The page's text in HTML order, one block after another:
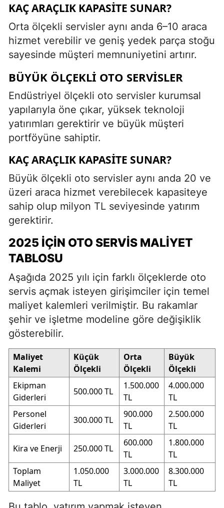
KAÇ ARAÇLIK KAPASITE SUNAR?
Orta ölçekli servisler aynı anda 6–10 araca
hizmet verebilir ve geniş yedek parça stoğu
sayesinde müşteri memnuniyetini artırır.
BÜYÜK ÖLÇEKLI OTO SERVISLER
Endüstriyel ölçekli oto servisler kurumsal
yapılarıyla öne çıkar, yüksek teknoloji
yatırımları gerektirir ve büyük müşteri
portföyüne sahiptir.
KAÇ ARAÇLIK KAPASITE SUNAR?
Büyük ölçekli oto servisler aynı anda 20 ve
üzeri araca hizmet verebilecek kapasiteye
sahip olup milyon TL seviyesinde yatırım
gerektirir.
2025 İÇIN OTO SERVIS MALIYET
TABLOSU
Aşağıda 2025 yılı için farklı ölçeklerde oto
servis açmak isteyen girişimciler için temel
maliyet kalemleri verilmiştir. Bu rakamlar
şehir ve işletme modeline göre değişiklik
gösterebilir.
Maliyet
Kalemi
Küçük
Ölçekli
Orta
Ölçekli
Büyük
Ölçekli
Ekipman
Giderleri
500.000 TL
1.500.000
TL
4.000.000
TL
Personel
Giderleri
300.000 TL
900.000
TL
2.500.000
TL
Kira ve Enerji 250.000 TL
600.000
TL
1.800.000
TL
Toplam
Maliyet
1.050.000
TL
3.000.000
TL
8.300.000
TL